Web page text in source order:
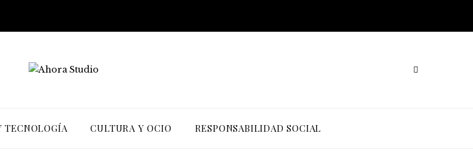
TECNOLOGÍA CULTURA Y OCIO RESPONSABILIDAD SOCIAL